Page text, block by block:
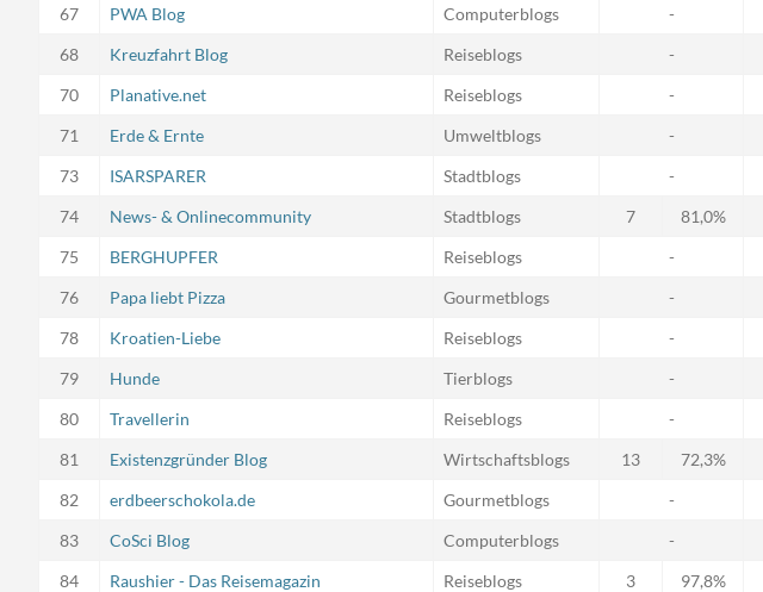
67
PWA Blog Computerblogs -
68
Kreuzfahrt Blog Reiseblogs -
70
Planative.net Reiseblogs -
71
Erde & Ernte Umweltblogs -
73
ISARSPARER Stadtblogs -
74
News- & Onlinecommunity Stadtblogs 7 81,0%
75
BERGHUPFER Reiseblogs -
76
Papa liebt Pizza Gourmetblogs -
78
Kroatien-Liebe Reiseblogs -
79
Hunde Tierblogs -
80
Travellerin Reiseblogs -
81
Existenzgründer Blog Wirtschaftsblogs 13 72,3%
82
erdbeerschokola.de Gourmetblogs -
83
CoSci Blog Computerblogs -
84
Raushier - Das Reisemagazin Reiseblogs 3 97,8%